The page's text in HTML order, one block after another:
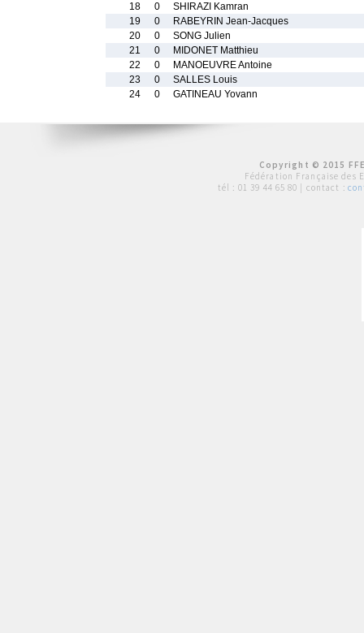
18
0
SHIRAZI Kamran
19
0
RABEYRIN Jean-Jacques
20
0
SONG Julien
21
0
MIDONET Matthieu
22
0
MANOEUVRE Antoine
23
0
SALLES Louis
24
0 GATINEAU Yovann
Copyright © 2015
Fédération Française des
tél : 01 39 44 65 80 | contact :